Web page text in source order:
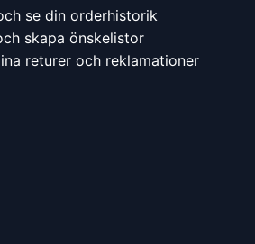
se din orderhistorik
skapa önskelistor
returer och reklamationer